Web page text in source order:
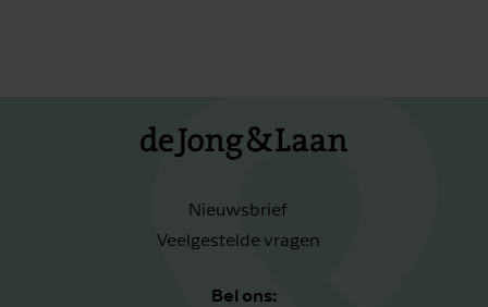
Nieuwsbrief
Veelgestelde vragen
Bel ons: